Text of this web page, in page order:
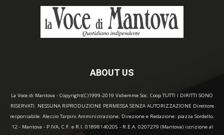
ABOUT US
La Voce di Mantova - Copyright(C)1999-2019 Vidiemme Soc. Coop TUTTI I DIRITTI SONO
RISERVATI. NESSUNA RIPRODUZIONE PERMESSA SENZA AUTORIZZAZIONE Direttore
responsabile: Alessio Tarpini Amministrazione, Direzione e Redazione: piazza Sordello,
12 - Mantova - P.IVA, C.F. e R.I. 01898140205 - R.E.A. 0207279 (Mantova) iscrizione al